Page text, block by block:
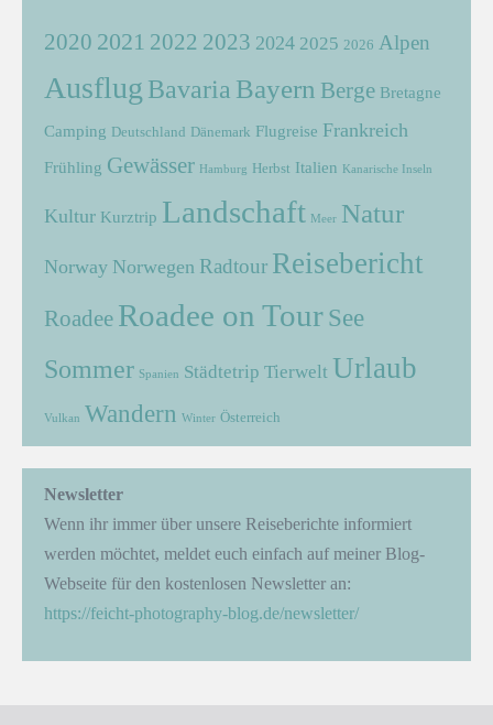
2020 2021 2022 2023 2024 2025 2026 Alpen
Ausflug Bavaria Bayern Berge Bretagne
Camping Deutschland Dänemark Flugreise Frankreich
Frühling Gewässer Hamburg Herbst Italien Kanarische Inseln
Kultur Kurztrip Landschaft Meer Natur
Norway Norwegen Radtour Reisebericht
Roadee Roadee on Tour See
Sommer Spanien Städtetrip Tierwelt Urlaub
Vulkan Wandern Winter Österreich
Newsletter
Wenn ihr immer über unsere Reiseberichte informiert
werden möchtet, meldet euch einfach auf meiner Blog-
Webseite für den kostenlosen Newsletter an:
https://feicht-photography-blog.de/newsletter/